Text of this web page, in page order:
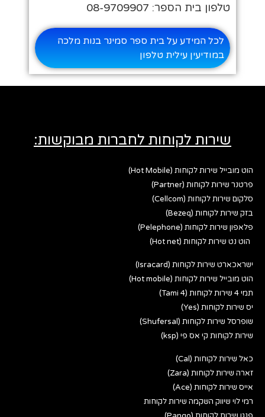
טלפון בית הספר: 08-9709907
לכל המידע על בית ספר סמינר בנות מלכה
במודיעין עילית טלפון
שירות לקוחות לחברות מבוקשות:
הוט מובייל שירות לקוחות (Hot Mobile)
פרטנר שירות לקוחות (Partner)
סלקום שירות לקוחות (Cellcom)
בזק שירות לקוחות (Bezeq)
פלאפון שירות לקוחות (Pelephone)
הוט נט שירות לקוחות (Hot net)
ישראכארט שירות לקוחות (Isracard)
הוט מובייל שירות לקוחות (Hot mobile)
תמי 4 שירות לקוחות (Tami 4)
יס שירות לקוחות (Yes)
שופרסל שירות לקוחות (Shufersal)
שירות לקוחות קי אס פי (ksp)
כאל שירות לקוחות (Cal)
זארה שירות לקוחות (Zara)
אייס שירות לקוחות (Ace)
רמי לוי שיווק השקמה שירות לקוחות